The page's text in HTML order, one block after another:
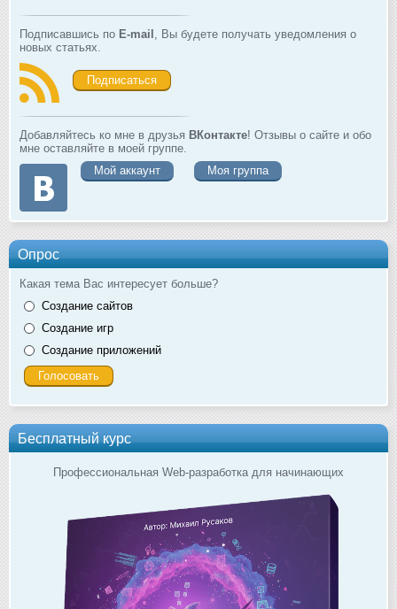
Подписавшись по E-mail , Вы будете получать уведомления о
новых статьях.
Подписаться
Добавляйтесь ко мне в друзья ВКонтакте! Отзывы о сайте и обо
мне оставляйте в моей группе.
Мой аккаунт
Моя группа
Опрос
Какая тема Вас интересует больше?
Создание сайтов
Создание игр
Создание приложений
Бесплатный курс
Профессиональная Web-разработка для начинающих